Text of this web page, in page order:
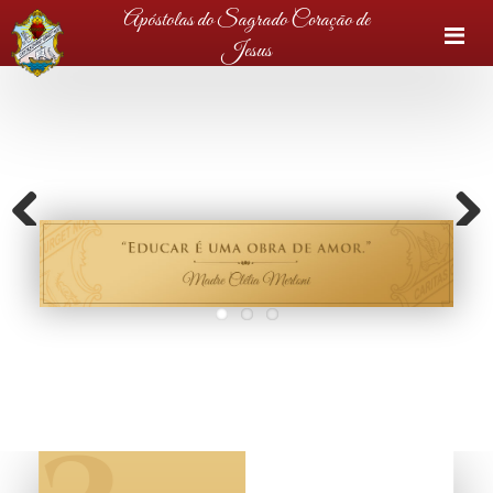
Apóstolas do Sagrado Coração de
Jesus
Previous